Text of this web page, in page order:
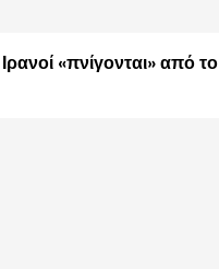
«πνίγονται» από